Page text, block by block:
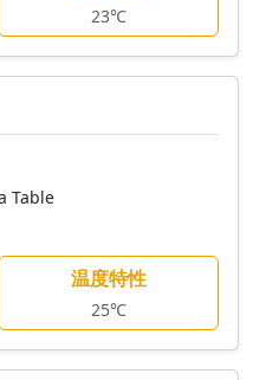
23℃
Table
温度特性
25℃